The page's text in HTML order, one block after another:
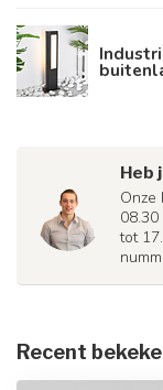
Heb
Onze
tot
Recent